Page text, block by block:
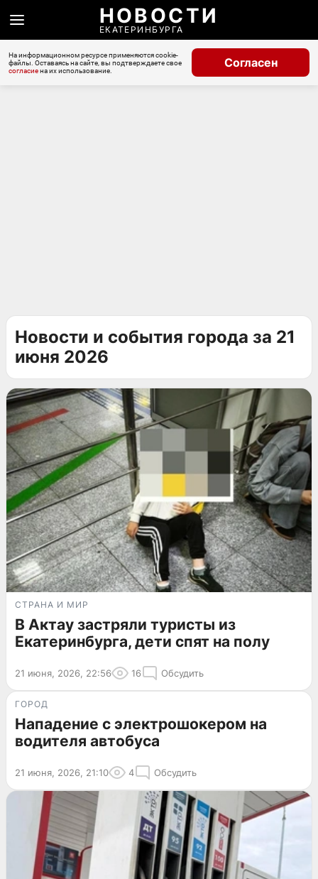
НОВОСТИ
ЕКАТЕРИНБУРГА
На информационном ресурсе применяются cookie-
файлы. Оставаясь на сайте, вы подтверждаете свое
согласиена их использование.
Согласен
Новости и события города за 21
июня 2026
СТРАНА И МИР
В Актау застряли туристы из
Екатеринбурга, дети спят на полу
21 июня, 2026, 22:56 16 Обсудить
ГОРОД
Нападение с электрошокером на
водителя автобуса
21 июня, 2026, 21:10 4 Обсудить